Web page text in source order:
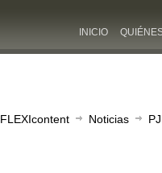
INICIO
FLEXIcontent Noticias